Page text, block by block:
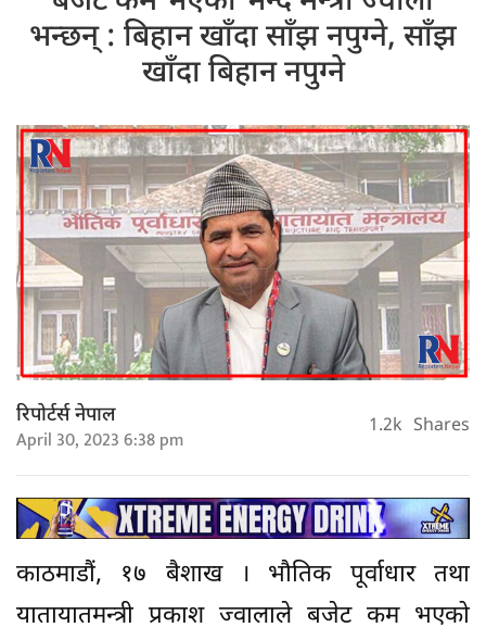
भन्छन् : बिहान खाँदा साँझ नपुग्ने, साँझ
खाँदा बिहान नपुग्ने
रिपोर्टर्स नेपाल
April 30, 2023 6:38 pm 1.2k Shares
काठमाडौं, १७ बैशाख । भौतिक पूर्वाधार तथा
यातायातमन्त्री प्रकाश ज्वालाले बजेट कम भएको